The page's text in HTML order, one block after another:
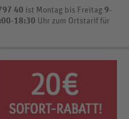
40 ist Montag bis Freitag 9-
18:30 Uhr zum Ortstarif für